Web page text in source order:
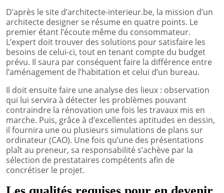
D’après le site d’architecte-interieur.be, la mission d’un
architecte designer se résume en quatre points. Le
premier étant l’écoute même du consommateur.
L’expert doit trouver des solutions pour satisfaire les
besoins de celui-ci, tout en tenant compte du budget
prévu. Il saura par conséquent faire la différence entre
l’aménagement de l’habitation et celui d’un bureau.
Il doit ensuite faire une analyse des lieux : observation
qui lui servira à détecter les problèmes pouvant
contraindre la rénovation une fois les travaux mis en
marche. Puis, grâce à d’excellentes aptitudes en dessin,
il fournira une ou plusieurs simulations de plans sur
ordinateur (CAO). Une fois qu’une des présentations
plaît au preneur, sa responsabilité s’achève par la
sélection de prestataires compétents afin de
concrétiser le projet.